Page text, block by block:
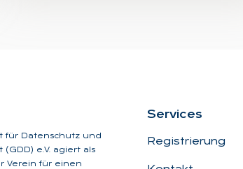
für Datenschutz und
e.V. agiert als
Verein für einen
Ser­vices
Registrierung